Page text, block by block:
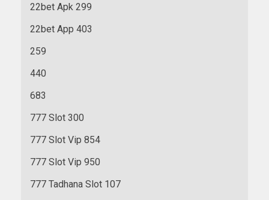
22bet Apk 299
22bet App 403
259
440
683
777 Slot 300
777 Slot Vip 854
777 Slot Vip 950
777 Tadhana Slot 107